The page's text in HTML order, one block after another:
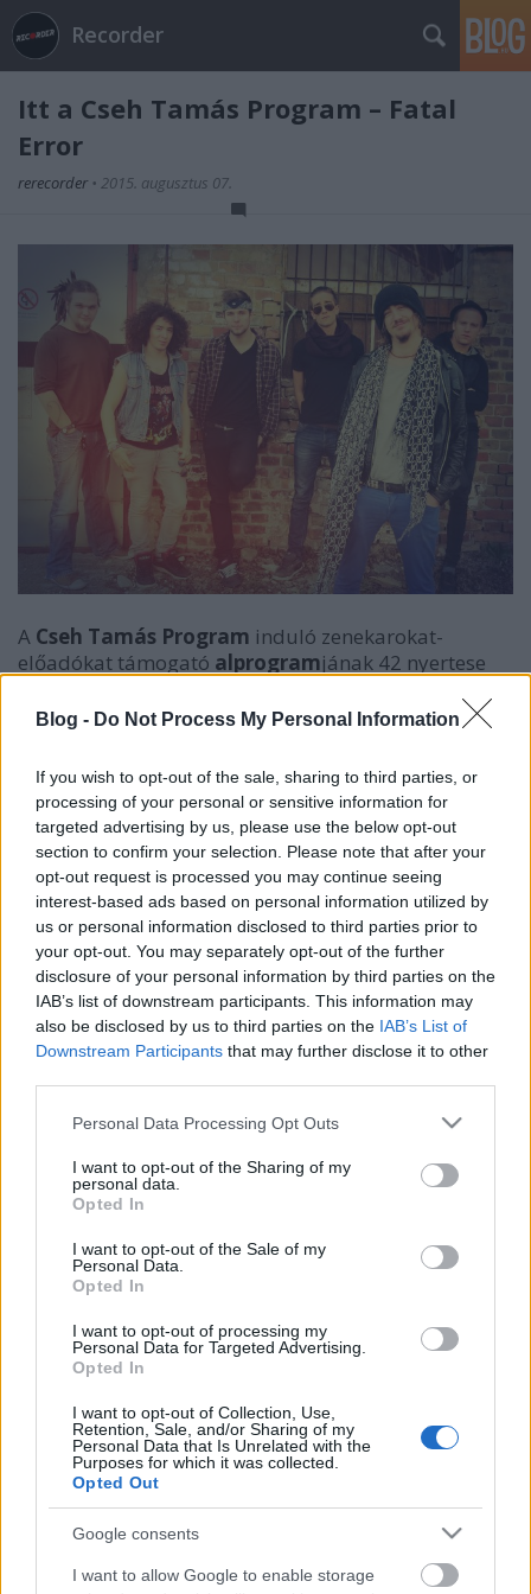
Blog - Do Not Process My Personal Information
If you wish to opt-out of the sale, sharing to third parties, or
processing of your personal or sensitive information for
targeted advertising by us, please use the below opt-out
section to confirm your selection. Please note that after your
opt-out request is processed you may continue seeing
interest-based ads based on personal information utilized by
us or personal information disclosed to third parties prior to
your opt-out. You may separately opt-out of the further
disclosure of your personal information by third parties on the
IAB’s list of downstream participants. This information may
also be disclosed by us to third parties on the IAB’s List of
Downstream Participants that may further disclose it to other
Please note that this website/app uses one or more Google
not limited to your visit or usage behaviour. You may click to
grant or deny consent to Google and its third-party tags to
use your data for below specified purposes in below Google
consent section.
Personal Data Processing Opt Outs
I want to opt-out of the Sharing of my
personal data.
Opted In
I want to opt-out of the Sale of my
Personal Data.
Opted In
I want to opt-out of processing my
Personal Data for Targeted Advertising.
Opted In
I want to opt-out of Collection, Use,
Retention, Sale, and/or Sharing of my
Personal Data that Is Unrelated with the
Purposes for which it was collected.
Opted Out
Google consents
I want to allow Google to enable storage
Recorder
Itt a Cseh Tamás Program – Fatal
Error
rerecorder • 2015. augusztus 07.
A Cseh Tamás Program induló zenekarokat-
előadókat támogató alprogramjának 42 nyertese
Recorderen, íme az abc-rendben a harmadik, a Fatal
A pesti-ceglédi rock and roll-banda karrierje 2009-
ben kezdődött, és úgy emlékeznek, a hangjukat az
első két évben találták meg. A végleges felállást és a
saját számírás beindulását követően felpörgött a
tempó: budapesti klubokban, vidéki városokban,
fesztiválokon szerepeltek, 2014-ben pedig
tehetségkutatók sorát (Dobbantó – Szarvas, Roxiget
– Szigetszentmiklós, ÉTER – Eger) nyerték. Az igazi
ritmusváltást azonban a Cseh Tamás Programba
kerülésük hozta: a sikeres pályázatot, illetve
meghallgatást követően
Czutor Zoltán
szárnyai alatt vágtak bele a nagylemezük és új
klipjük elkészítésébe.
Az ismert közösségi oldalon lévő adatlapjuk szerint
„a gitár, a színpad és a lányok” iránt érdeklődő Fatal
„zöldfülűje” volt már 2014-ben is. Fesztiválokon –
Rockmaraton, EFOTT, VOLT – léptek fel önállóan,
vagy olyan együttesek előzenekaraként, mint a
Punnany Massif, az Alvin és a Mókusok
, a
Supernemvagy aDepresszió. Gyakorlatilag már
tavaly ősszel a siker kapujában álltak, amin a Cseh
Tamás Program terelte át őket.
A Fatal Error korábban saját kiadásban jelentette
AzRockcímű EP-trilógiáját, illetve a
balladájacímű számhoz készült klipjét. A Cseh
Tamás Program támogatásával áprilisban
című, tíz zúzós dalt
tartalmazó LP-jük. Ezzel lemezbemutató turnéra is